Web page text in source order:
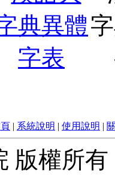
| 系統說明 | 使用說明 |
版權所有